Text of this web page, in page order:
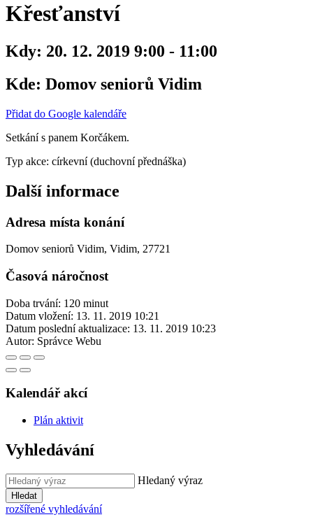
Křesťanství
Kdy: 20. 12. 2019 9:00 - 11:00
Kde: Domov seniorů Vidim
Přidat do Google kalendáře
Setkání s panem Korčákem.
Typ akce: církevní (duchovní přednáška)
Další informace
Adresa místa konání
Domov seniorů Vidim, Vidim, 27721
Časová náročnost
Doba trvání: 120 minut
Datum vložení: 13. 11. 2019 10:21
Datum poslední aktualizace: 13. 11. 2019 10:23
Autor: Správce Webu
Kalendář akcí
Plán aktivit
Vyhledávání
Hledaný výraz
Hledat
rozšířené vyhledávání